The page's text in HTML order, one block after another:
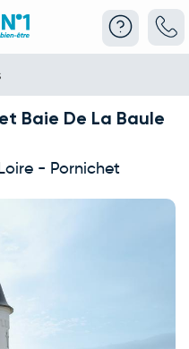
image at a time. Use
Baie De La Baule
- Pornichet